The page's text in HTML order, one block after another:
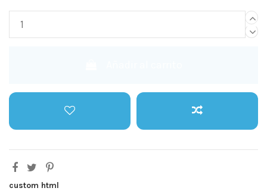
custom html